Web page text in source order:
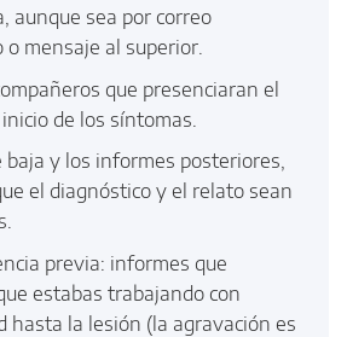
aunque sea por correo
o mensaje al superior.
que presenciaran el
de los síntomas.
baja y los informes posteriores,
el diagnóstico y el relato sean
previa: informes que
estabas trabajando con
hasta la lesión (la agravación es